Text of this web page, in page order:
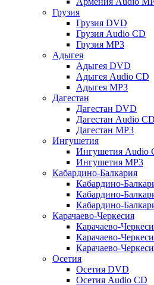
Грузия
Грузия DVD
Грузия Audio CD
Грузия MP3
Адыгея
Адыгея DVD
Адыгея Audio CD
Адыгея MP3
Дагестан
Дагестан DVD
Дагестан Audio CD
Дагестан MP3
Ингушетия
Ингушетия Audio
Ингушетия MP3
Кабардино-Балкария
Кабардино-
Кабардино-
Кабардино-
Карачаево-Черкесия
Карачаево-
Карачаево-
Карачаево-
Осетия
Осетия DVD
Осетия Audio CD